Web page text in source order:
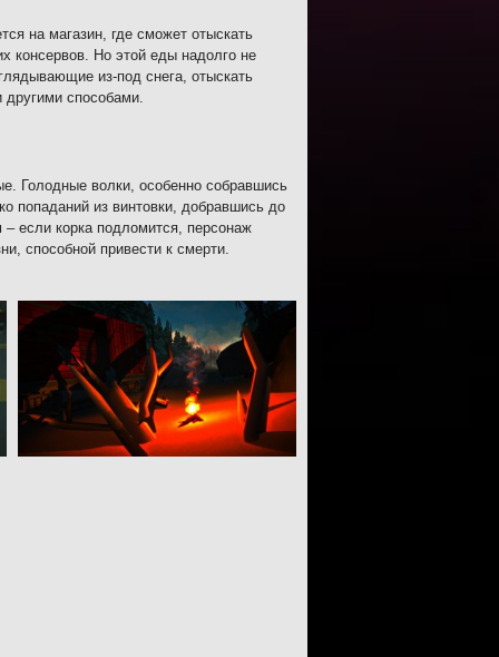
на магазин, где сможет отыскать
консервов. Но этой еды надолго не
из-под снега, отыскать
другими способами.
Голодные волки, особенно собравшись
попаданий из винтовки, добравшись до
если корка подломится, персонаж
способной привести к смерти.